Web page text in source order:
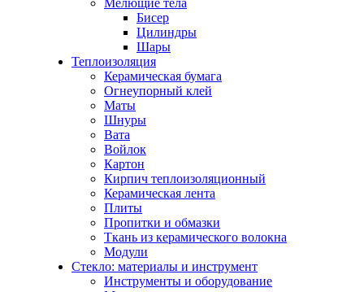
Мелющие тела
Бисер
Цилиндры
Шары
Теплоизоляция
Керамическая бумага
Огнеупорный клей
Маты
Шнуры
Вата
Войлок
Картон
Кирпич теплоизоляционный
Керамическая лента
Плиты
Пропитки и обмазки
Ткань из керамического волокна
Модули
Стекло: материалы и инструмент
Инструменты и оборудование